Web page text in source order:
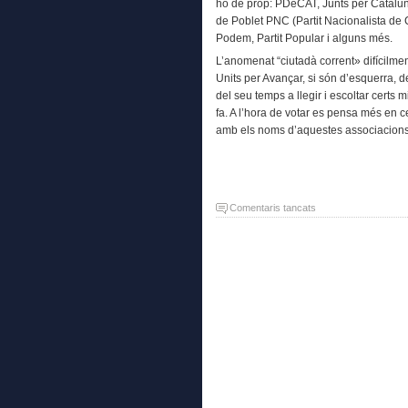
ho de prop: PDeCAT, Junts per
de Poblet PNC (Partit Nacionalista
Podem, Partit Popular i alguns més.
L’anomenat “ciutadà corrent»
Units per Avançar, si són d’esquerra,
del seu temps a llegir i escoltar certs
fa. A l’hora de votar es pensa més en
amb els noms d’aquestes
Comentaris tancats